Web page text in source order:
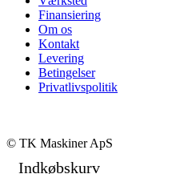
Finansiering
Om os
Kontakt
Levering
Betingelser
Privatlivspolitik
© TK Maskiner ApS
Indkøbskurv